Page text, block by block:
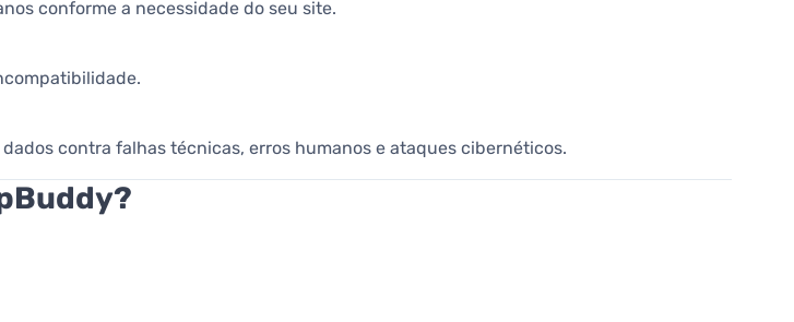
conforme a necessidade do seu site.
contra falhas técnicas, erros humanos e ataques cibernéticos.